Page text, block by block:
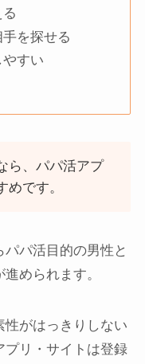
を探せる
すい
ら、パパ活アプ
めです。
パ活目的の男性と
められます。
性がはっきりしない
プリ・サイトは登録